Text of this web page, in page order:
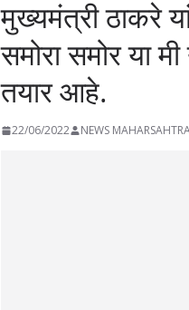
मुख्यमंत्री ठाकरे
समोरा समोर या
तयार आहे.
22/06/2022 NEWS